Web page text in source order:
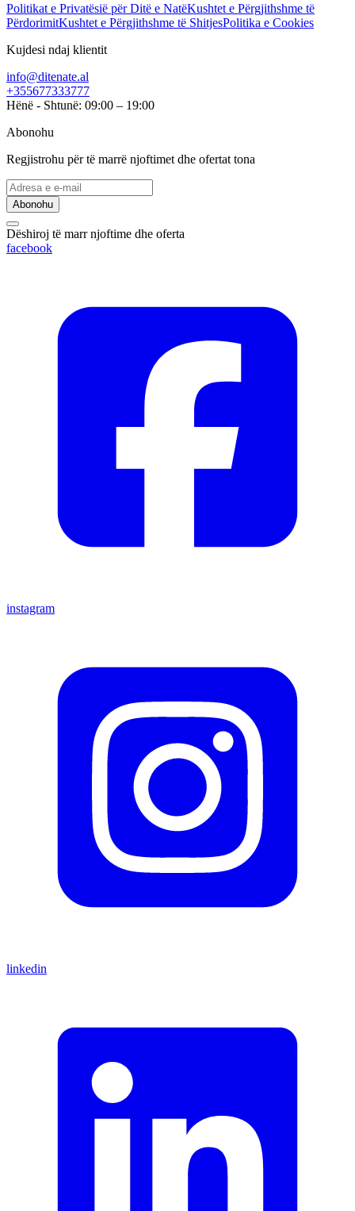
Politikat e Privatësië për Ditë e NatëKushtet e Përgjithshme të
PërdorimitKushtet e Përgjithshme të ShitjesPolitika e Cookies
Kujdesi ndaj klientit
info@ditenate.al
+355677333777
Hënë - Shtunë: 09:00 – 19:00
Abonohu
Regjistrohu për të marrë njoftimet dhe ofertat tona
Abonohu
Dëshiroj të marr njoftime dhe oferta
facebook
instagram
linkedin